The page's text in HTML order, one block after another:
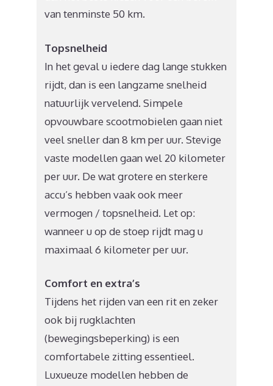
van tenminste 50 km.
Topsnelheid
In het geval u iedere dag lange stukken
rijdt, dan is een langzame snelheid
natuurlijk vervelend. Simpele
opvouwbare scootmobielen gaan niet
veel sneller dan 8 km per uur. Stevige
vaste modellen gaan wel 20 kilometer
per uur. De wat grotere en sterkere
accu’s hebben vaak ook meer
vermogen / topsnelheid. Let op:
wanneer u op de stoep rijdt mag u
maximaal 6 kilometer per uur.
Comfort en extra’s
Tijdens het rijden van een rit en zeker
ook bij rugklachten
(bewegingsbeperking) is een
comfortabele zitting essentieel.
Luxueuze modellen hebben de